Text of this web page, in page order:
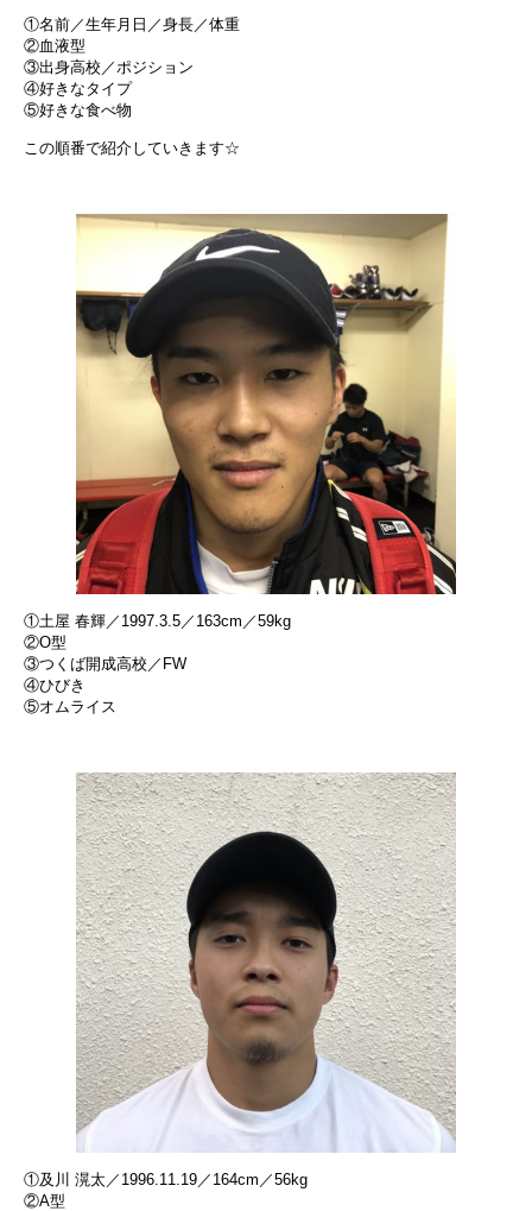
①名前／生年月日／身長／体重
②血液型
③出身高校／ポジション
④好きなタイプ
⑤好きな食べ物
この順番で紹介していきます☆
①土屋 春輝／1997.3.5／163cm／59kg
②O型
③つくば開成高校／FW
④ひびき
⑤オムライス
①及川 滉太／1996.11.19／164cm／56kg
②A型